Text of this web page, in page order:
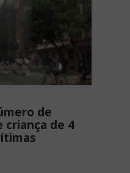
de
criança de 4